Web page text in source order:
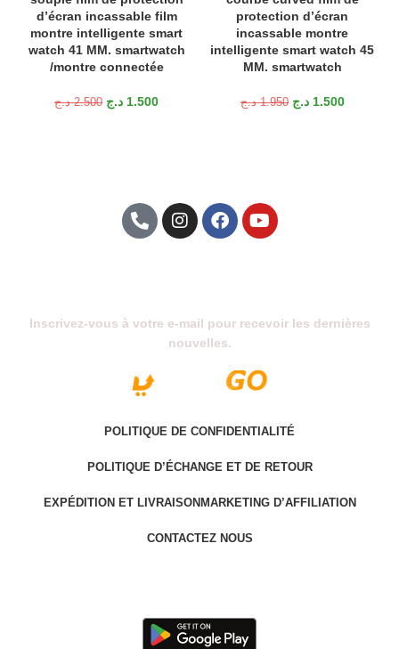
d’écran incassable film
montre intelligente smart
watch 41 MM. smartwatch
/montre connectée
2.500 د.ج 1.500 د.ج
protection d’écran
incassable montre
intelligente smart watch 45
MM. smartwatch
1.950 د.ج 1.500 د.ج
Inscrivez-vous à votre e-mail pour recevoir les dernières
nouvelles.
POLITIQUE DE CONFIDENTIALITÉ
POLITIQUE D’ÉCHANGE ET DE RETOUR
EXPÉDITION ET LIVRAISON MARKETING D’AFFILIATION
CONTACTEZ NOUS